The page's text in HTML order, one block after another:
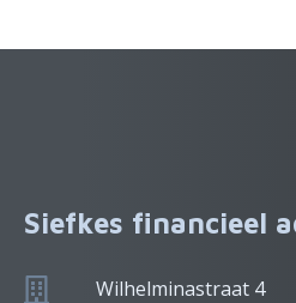
Siefkes financieel
Wilhelminastraat 4